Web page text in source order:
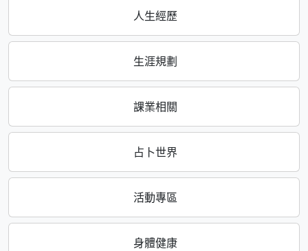
人生經歷
生涯規劃
課業相關
占卜世界
活動專區
身體健康